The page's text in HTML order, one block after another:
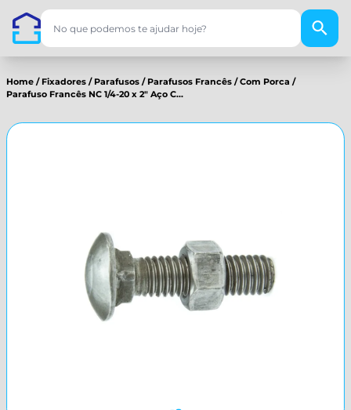
Home / Fixadores / Parafusos / Parafusos Francês /Com Porca /
Parafuso Francês NC 1/4-20 x 2" Aço C...